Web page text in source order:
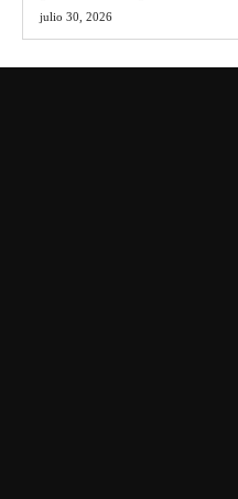
julio 30, 2026